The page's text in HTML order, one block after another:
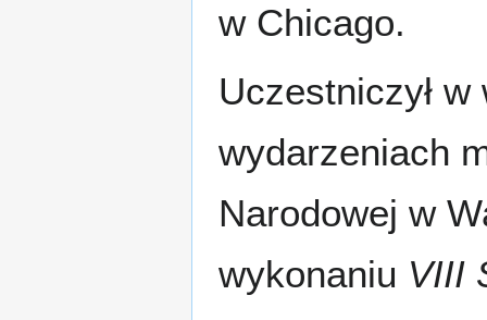
w Chicago.
Uczestniczył
wydarzeniach
Narodowej w
wykonaniu VIII